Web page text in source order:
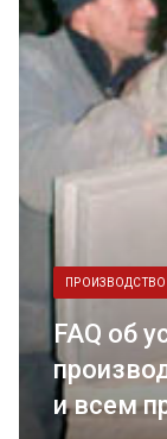
FAQ об
и всем